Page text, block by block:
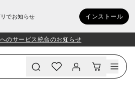
でお知らせ インストール
のサービス統合のお知らせ